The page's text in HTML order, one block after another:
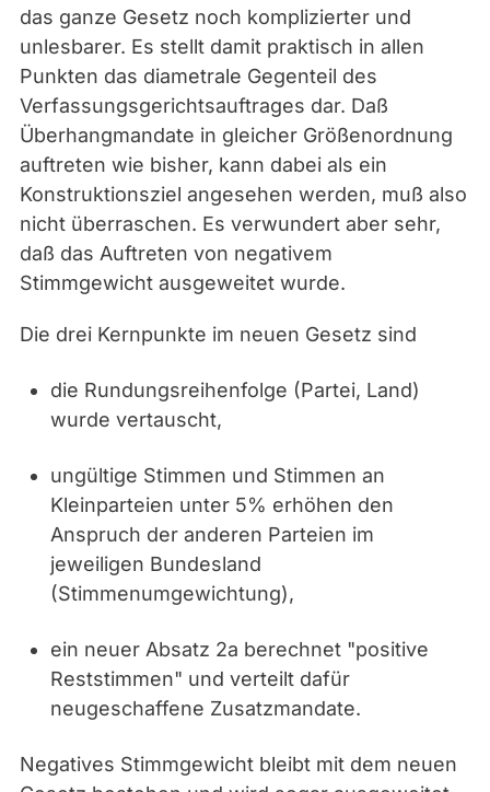
das ganze Gesetz noch komplizierter und
unlesbarer. Es stellt damit praktisch in allen
Punkten das diametrale Gegenteil des
Verfassungsgerichtsauftrages dar. Daß
Überhangmandate in gleicher Größenordnung
auftreten wie bisher, kann dabei als ein
Konstruktionsziel angesehen werden, muß also
nicht überraschen. Es verwundert aber sehr,
daß das Auftreten von negativem
Stimmgewicht ausgeweitet wurde.
Die drei Kernpunkte im neuen Gesetz sind
die Rundungsreihenfolge (Partei, Land)
wurde vertauscht,
ungültige Stimmen und Stimmen an
Kleinparteien unter 5% erhöhen den
Anspruch der anderen Parteien im
jeweiligen Bundesland
(Stimmenumgewichtung),
ein neuer Absatz 2a berechnet "positive
Reststimmen" und verteilt dafür
neugeschaffene Zusatzmandate.
Negatives Stimmgewicht bleibt mit dem neuen